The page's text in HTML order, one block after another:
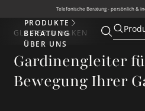
Telefonische Beratung - persönlich &
Produkte
PRODUKTE
BERATUNG
ÜBER UNS
SucheSuche
GLEITER & HAKEN
Gardinengleiter
Bewegung Ihrer